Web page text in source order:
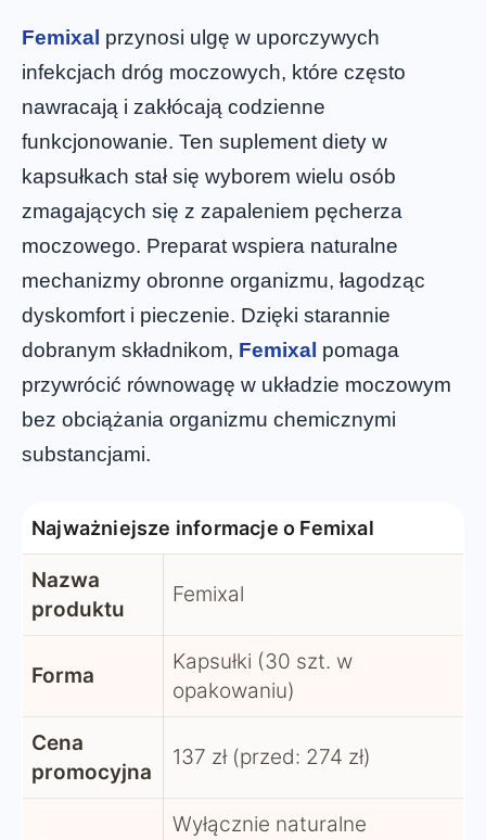
Femixal przynosi ulgę w uporczywych
infekcjach dróg moczowych, które często
nawracają i zakłócają codzienne
funkcjonowanie. Ten suplement diety w
kapsułkach stał się wyborem wielu osób
zmagających się z zapaleniem pęcherza
moczowego. Preparat wspiera naturalne
mechanizmy obronne organizmu, łagodząc
dyskomfort i pieczenie. Dzięki starannie
dobranym składnikom, Femixal pomaga
przywrócić równowagę w układzie moczowym
bez obciążania organizmu chemicznymi
substancjami.
Najważniejsze informacje o Femixal
Nazwa
produktu
Femixal
Forma
Kapsułki (30 szt. w
opakowaniu)
Cena
promocyjna
137 zł (przed: 274 zł)
Wyłącznie naturalne